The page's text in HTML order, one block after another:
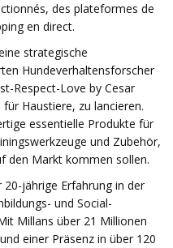
des plateformes de
en direct.
strategische
Hundeverhaltensforscher
Respect-Love by Cesar
Haustiere, zu lancieren.
essentielle Produkte für
und Zubehör,
den Markt kommen sollen.
jährige Erfahrung in der
und Social-
Millans über 21 Millionen
einer Präsenz in über 120